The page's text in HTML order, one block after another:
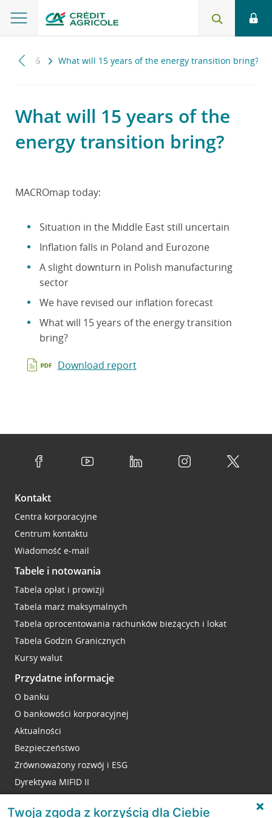
2026 What will 15 years of the energy transition bring?
What will 15 years of the
energy transition bring?
MACROmap today:
Situation in the Middle East still uncertain
Inflation falls in Poland and Eurozone
A slight downturn in Polish manufacturing
sector
We have revised our inflation forecast
What will 15 years of the energy transition
bring?
Download report
Kontakt
Centra korporacyjne
Centrum kontaktu
Wiadomość e-mail
Tabele i notowania
Tabela opłat i prowizji
Tabela marż maksymalnych
Tabela oprocentowania rachunków bieżących i lokat
Tabela Godzin Granicznych
Kursy walut
Przydatne informacje
O banku
O bankowości korporacyjnej
Aktualności
Bezpieczeństwo
Zrównoważony rozwój i ESG
Dyrektywa MIFID II
Twoja zgoda z korzyścią dla Ciebie